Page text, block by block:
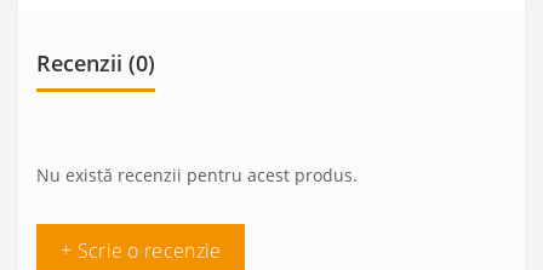
Recenzii (0)
Nu există recenzii pentru acest produs.
+ Scrie o recenzie